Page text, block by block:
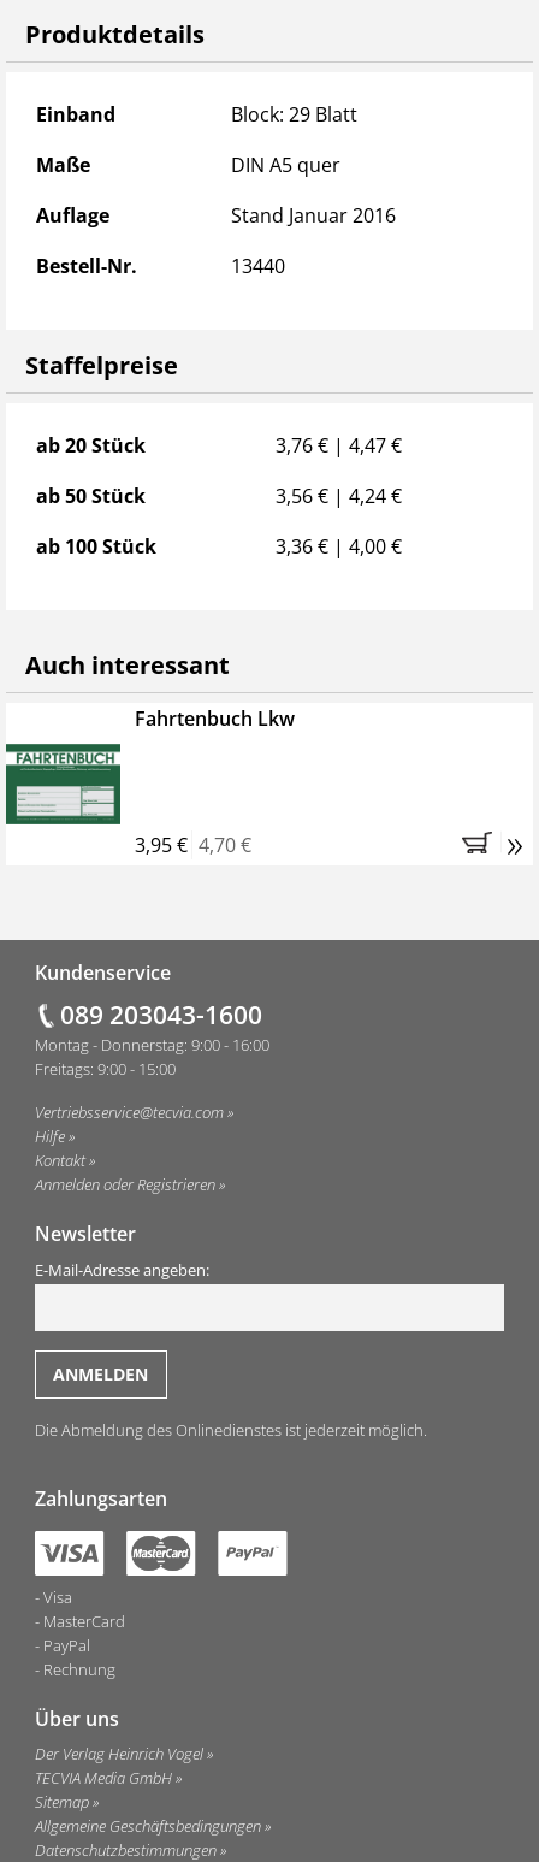
Produktdetails
Produktdetails
Einband
Block: 29 Blatt
Maße
DIN A5 quer
Auflage
Stand Januar 2016
Bestell-Nr.
13440
Staffelpreise
Staffelpreise
ab 20 Stück
3,76 € | 4,47 €
ab 50 Stück
3,56 € | 4,24 €
ab 100 Stück
3,36 € | 4,00 €
Auch interessant
Fahrtenbuch Lkw
3,95 € 4,70 € »
Kundenservice
089 203043-1600
Montag - Donnerstag: 9:00 - 16:00
Freitags: 9:00 - 15:00
Vertriebsservice@tecvia.com
Hilfe
Kontakt
Anmelden oder Registrieren
Newsletter
E-Mail-Adresse angeben:
Die Abmeldung des Onlinedienstes ist jederzeit möglich.
Zahlungsarten
Visa
MasterCard
PayPal
Rechnung
Über uns
Der Verlag Heinrich Vogel
TECVIA Media GmbH
Sitemap
Allgemeine Geschäftsbedingungen
Datenschutzbestimmungen